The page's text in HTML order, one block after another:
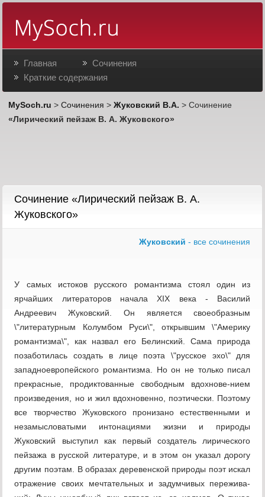
Главная
Сочинения
Краткие содержания
MySoch.ru >Сочинения >Жуковский В.А. > Сочинение
«Лирический пейзаж В. А. Жуковского»
Сочинение «Лирический пейзаж В. А.
Жуковского»
Жуковский - все сочинения
У самых истоков русского романтизма стоял один из
ярчайших литераторов начала XIX века - Василий
Андреевич Жуковский. Он является своеобразным
\"литературным Колумбом Руси\", открывшим \"Америку
романтизма\", как назвал его Белинский. Сама природа
позаботилась создать в лице поэта \"русское эхо\" для
западноевропейского романтизма. Но он не только писал
прекрасные, продиктованные свободным вдохнове-нием
произведения, но и жил вдохновенно, поэтически. Поэтому
все творчество Жуковского пронизано естественными и
незамысловатыми интонациями жизни и природы
Жуковский выступил как первый создатель лирического
пейзажа в русской литературе, и в этом он указал дорогу
другим поэтам. В образах деревенской природы поэт искал
отражение своих мечтательных и задумчивых пережива-